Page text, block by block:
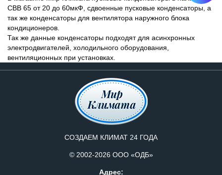
СВВ 65 от 20 до 60мкФ, сдвоенные пусковые конденсаторы, а
так же конденсаторы для вентилятора наружного блока
кондиционеров.
Так же данные конденсаторы подходят для асинхронных
электродвигателей, холодильного оборудования,
вентиляционных при установках.
СОЗДАЕМ КЛИМАТ 24 ГОДА
© 2002-2026 ООО «ОДБ»
Адрес: